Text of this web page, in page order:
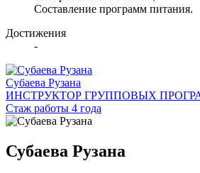
Составление программ питания.
Достижения
-
Субаева Рузана
ИНСТРУКТОР ГРУППОВЫХ
Стаж работы 4 года
Субаева Рузана